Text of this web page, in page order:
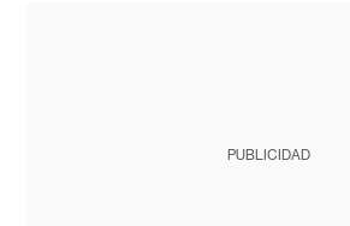
PUBLICIDAD